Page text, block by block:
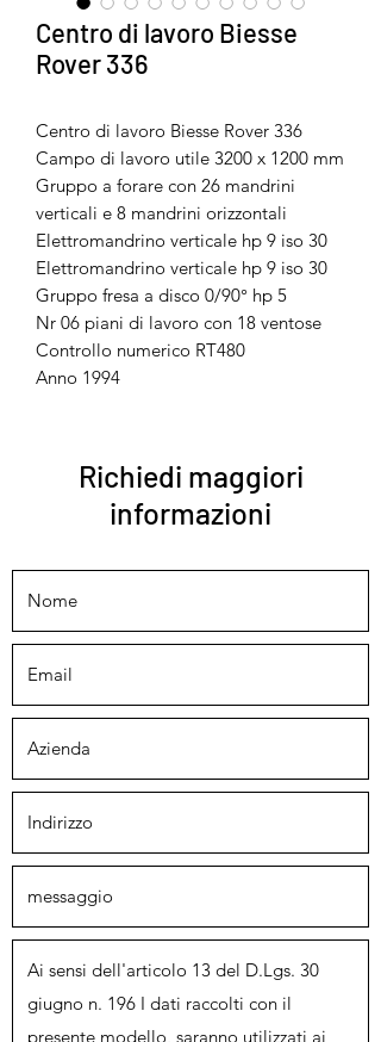
Centro di lavoro Biesse
Rover 336
Centro di lavoro Biesse Rover 336
Campo di lavoro utile 3200 x 1200 mm
Gruppo a forare con 26 mandrini
verticali e 8 mandrini orizzontali
Elettromandrino verticale hp 9 iso 30
Elettromandrino verticale hp 9 iso 30
Gruppo fresa a disco 0/90° hp 5
Nr 06 piani di lavoro con 18 ventose
Controllo numerico RT480
Anno 1994
Richiedi maggiori
informazioni